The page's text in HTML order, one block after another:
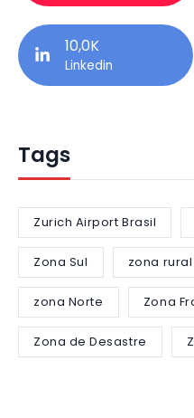
10,0K
Linkedin
Tags
Zurich Airport Brasil
Zona Sul zona rural
zona Norte Zona
Zona de Desastre